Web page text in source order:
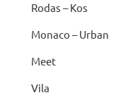
Rodas – Kos
Monaco – Urban
Meet
Vila